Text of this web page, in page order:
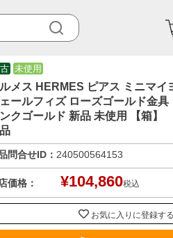
未使用
メス HERMES ピアス ミニマイ
ールフィズ ローズゴールド金具
クゴールド 新品 未使用 【箱】
問合せID： 240500564153
価格： ¥104,860税込
お気に入りに登録する